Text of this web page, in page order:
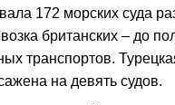
172 морских суда
британских – до
транспортов.
на девять судов.